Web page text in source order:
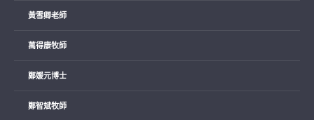
黃雪卿老師
萬得康牧師
鄭媛元博士
鄭智斌牧師